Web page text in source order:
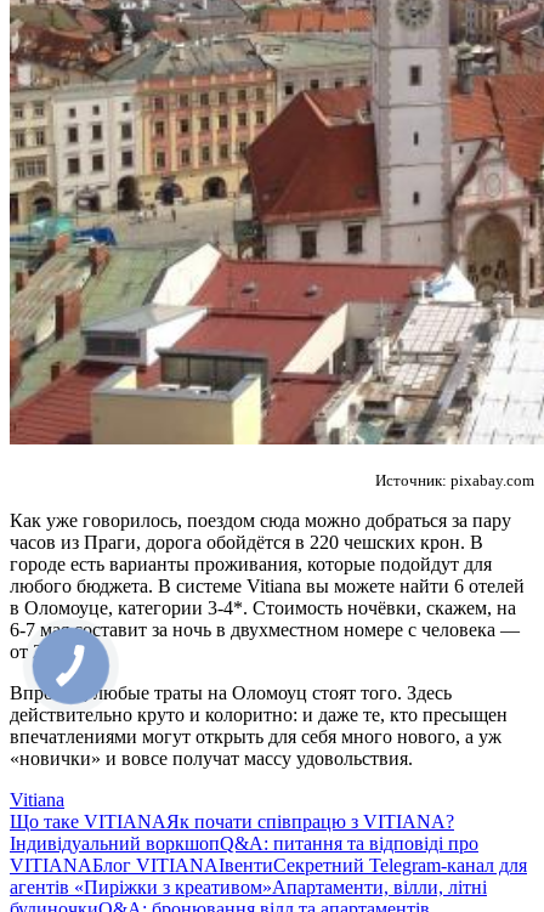
Источник: pixabay.com
Как уже говорилось, поездом сюда можно добраться за пару
часов из Праги, дорога обойдётся в 220 чешских крон. В
городе есть варианты проживания, которые подойдут для
любого бюджета. В системе Vitiana вы можете найти 6 отелей
в Оломоуце, категории 3-4*. Стоимость ночёвки, скажем, на
6-7 мая составит за ночь в двухместном номере с человека —
от 23 евро.
Впрочем, любые траты на Оломоуц стоят того. Здесь
действительно круто и колоритно: и даже те, кто пресыщен
впечатлениями могут открыть для себя много нового, а уж
«новички» и вовсе получат массу удовольствия.
Vitiana
Що таке VITIANAЯк почати співпрацю з VITIANA?
Індивідуальний воркшопQ&A: питання та відповіді про
VITIANAБлог VITIANAІвентиСекретний Telegram-канал для
агентів «Пиріжки з креативом»Апартаменти, вілли, літні